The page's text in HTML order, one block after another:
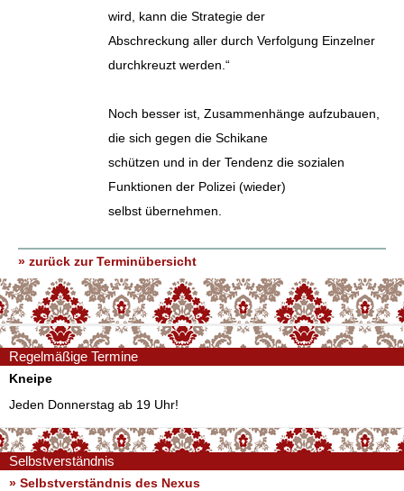
wird, kann die Strategie der
Abschreckung aller durch Verfolgung Einzelner
durchkreuzt werden.“
Noch besser ist, Zusammenhänge aufzubauen,
die sich gegen die Schikane
schützen und in der Tendenz die sozialen
Funktionen der Polizei (wieder)
selbst übernehmen.
» zurück zur Terminübersicht
Regelmäßige Termine
Kneipe
Jeden Donnerstag ab 19 Uhr!
Selbstverständnis
» Selbstverständnis des Nexus